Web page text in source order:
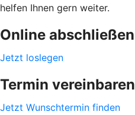
helfen Ihnen gern weiter.
Online abschließen
Jetzt loslegen
Termin vereinbaren
Jetzt Wunschtermin finden